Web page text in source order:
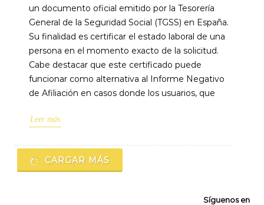
un documento oficial emitido por la Tesorería
General de la Seguridad Social (TGSS) en España.
Su finalidad es certificar el estado laboral de una
persona en el momento exacto de la solicitud.
Cabe destacar que este certificado puede
funcionar como alternativa al Informe Negativo
de Afiliación en casos donde los usuarios, que
Leer más
CARGAR MÁS
Síguenos en